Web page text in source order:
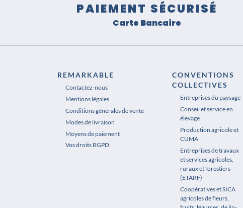
PAIEMENT SÉCURISÉ
Carte Bancaire
REMARKABLE
Contactez-nous
Mentions légales
Conditions générales de vente
Modes de livraison
Moyens de paiement
Vos droits RGPD
CONVENTIONS
COLLECTIVES
Entreprises du paysage
Conseil et service en
élevage
Production agricole et
CUMA
Entreprises de travaux
et services agricoles,
ruraux et forestiers
(ETARF)
Coopératives et SICA
agricoles de fleurs,